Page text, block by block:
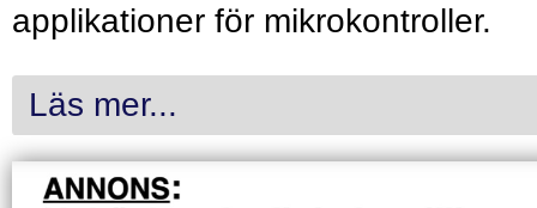
applikationer för mikrokontroller.
Läs mer...